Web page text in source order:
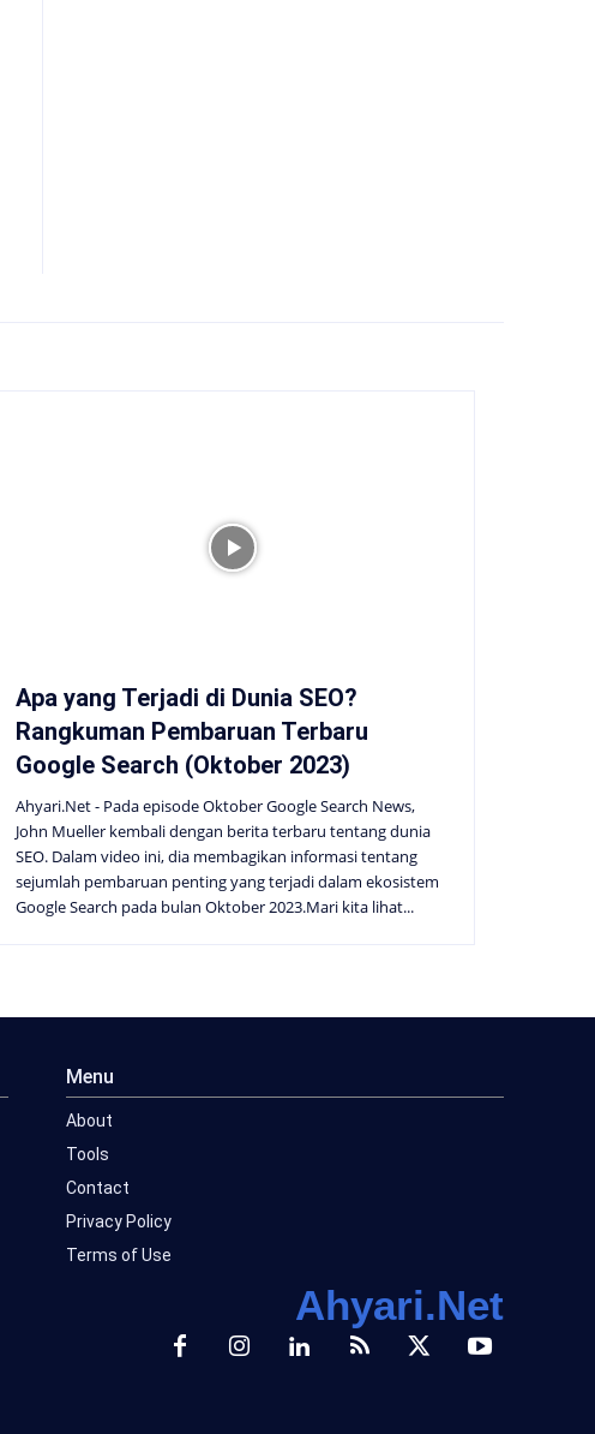
Apa yang Terjadi di Dunia SEO?
Rangkuman Pembaruan Terbaru
Google Search (Oktober 2023)
Ahyari.Net - Pada episode Oktober Google Search News,
John Mueller kembali dengan berita terbaru tentang dunia
SEO. Dalam video ini, dia membagikan informasi tentang
sejumlah pembaruan penting yang terjadi dalam ekosistem
Google Search pada bulan Oktober 2023.Mari kita lihat...
Menu
About
Tools
Contact
Privacy Policy
Terms of Use
Ahyari.Net